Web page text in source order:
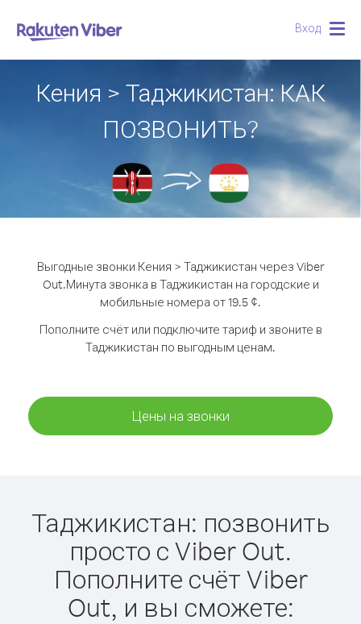
Вход
Кения > Таджикистан: КАК
ПОЗВОНИТЬ?
Выгодные звонки Кения > Таджикистан через Viber
Out.Минута звонка в Таджикистан на городские и
мобильные номера от 19.5 ¢.
Пополните счёт или подключите тариф и звоните в
Таджикистан по выгодным ценам.
Цены на звонки
Таджикистан: позвонить
просто с Viber Out.
Пополните счёт Viber
Out, и вы сможете: